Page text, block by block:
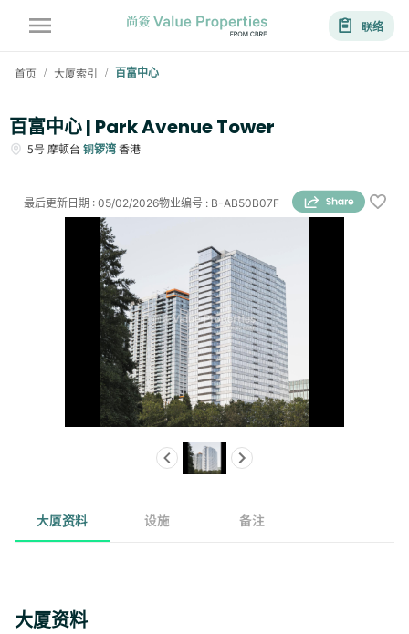
联络
首页 / 大厦索引 / 百富中心
百富中心 | Park Avenue Tower
5号 摩顿台 铜锣湾香港
物业编号 : B-AB50B07F
最后更新日期 : 05/02/2026
大厦资料 设施 备注
大厦资料